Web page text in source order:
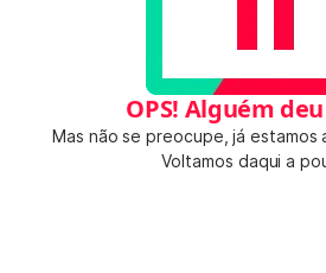
OPS! Alguém
Mas não se preocupe, já estamos
Voltamos daqui a